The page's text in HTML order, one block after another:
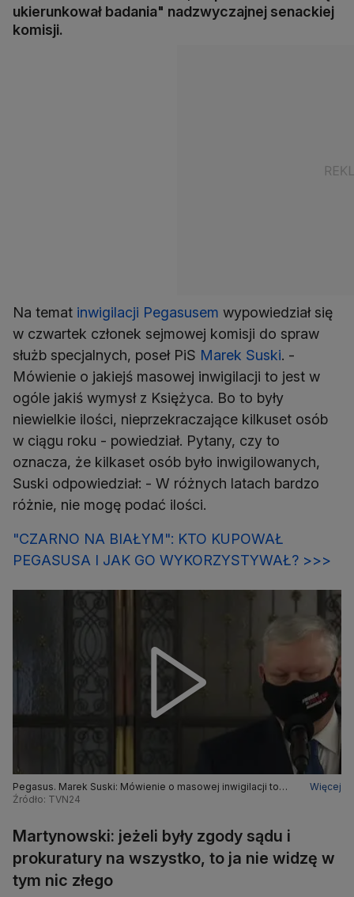
ukierunkował badania" nadzwyczajnej senackiej
komisji.
Na temat inwigilacji Pegasusem wypowiedział się
w czwartek członek sejmowej komisji do spraw
służb specjalnych, poseł PiS Marek Suski. -
Mówienie o jakiejś masowej inwigilacji to jest w
ogóle jakiś wymysł z Księżyca. Bo to były
niewielkie ilości, nieprzekraczające kilkuset osób
w ciągu roku - powiedział. Pytany, czy to
oznacza, że kilkaset osób było inwigilowanych,
Suski odpowiedział: - W różnych latach bardzo
różnie, nie mogę podać ilości.
"CZARNO NA BIAŁYM": KTO KUPOWAŁ
PEGASUSA I JAK GO WYKORZYSTYWAŁ? >>>
Pegasus. Marek Suski: Mówienie o masowej inwigilacji to
wymysł. To były niewielkie ilości, nieprzekraczające kilkuset
Więcej
Źródło: TVN24
Martynowski: jeżeli były zgody sądu i
prokuratury na wszystko, to ja nie widzę w
tym nic złego